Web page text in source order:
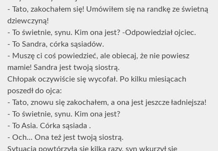
- Tato, zakochałem się! Umówiłem się na randkę ze świetną
dziewczyną!
- To świetnie, synu. Kim ona jest? -Odpowiedział ojciec.
- To Sandra, córka sąsiadów.
- Muszę ci coś powiedzieć, ale obiecaj, że nie powiesz
mamie! Sandra jest twoją siostrą.
Chłopak oczywiście się wycofał. Po kilku miesiącach
poszedł do ojca:
- Tato, znowu się zakochałem, a ona jest jeszcze ładniejsza!
- To świetnie, synu. Kim ona jest?
- To Asia. Córka sąsiada .
- Och... Ona też jest twoją siostrą.
Sytuacja powtórzyła się kilka razy, syn wkurzył się